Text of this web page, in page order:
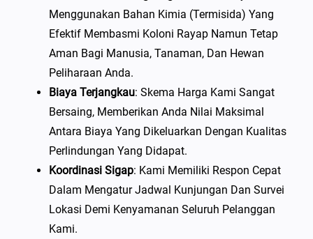
Menggunakan Bahan Kimia (termisida) Yang
Efektif Membasmi Koloni Rayap Namun Tetap
Aman Bagi Manusia, Tanaman, Dan Hewan
Peliharaan Anda.
Biaya Terjangkau: Skema Harga Kami Sangat
Bersaing, Memberikan Anda Nilai Maksimal
Antara Biaya Yang Dikeluarkan Dengan Kualitas
Perlindungan Yang Didapat.
Koordinasi Sigap: Kami Memiliki Respon Cepat
Dalam Mengatur Jadwal Kunjungan Dan Survei
Lokasi Demi Kenyamanan Seluruh Pelanggan
Kami.